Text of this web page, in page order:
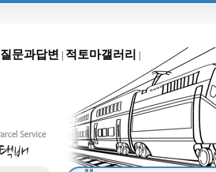
질문과답변 적토마갤러리